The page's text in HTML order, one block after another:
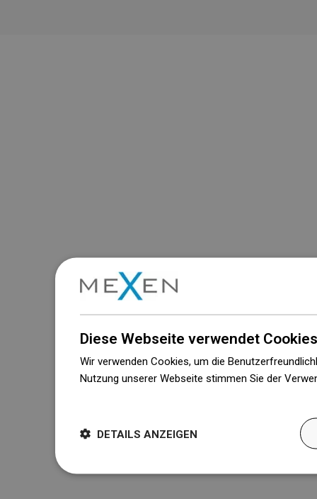
Diese Webseite verwendet
Wir verwenden Cookies, um die
Nutzung unserer Webseite stimmen Sie der
DETAILS ANZEIGEN